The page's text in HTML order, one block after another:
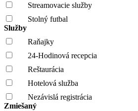
Streamovacie služby
Stolný futbal
Služby
Raňajky
24-Hodinová recepcia
Reštaurácia
Hotelová služba
Nezávislá registrácia
Zmiešaný